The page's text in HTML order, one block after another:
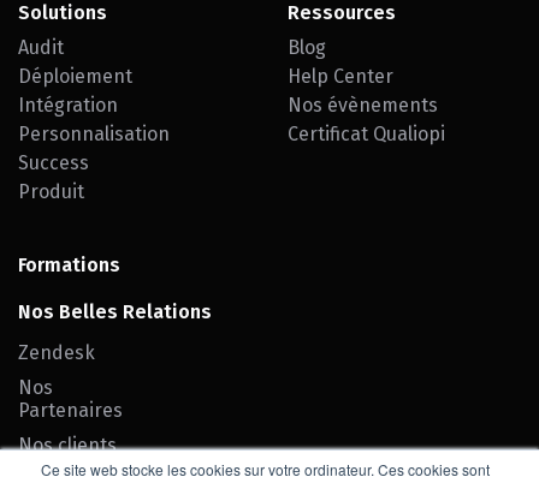
Ce site web stocke les cookies sur votre ordinateur. Ces cookies sont
Solutions
Audit
Déploiement
Intégration
Personnalisation
Success
Produit
Formations
Nos Belles Relations
Zendesk
Nos
Partenaires
Nos clients
Ressources
Blog
Help Center
Nos évènements
Certificat Qualiopi